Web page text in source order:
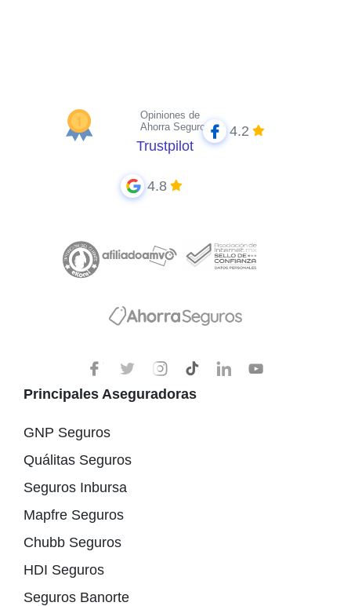
Opiniones de
Ahorra Seguros
Trustpilot
4.2
4.8
Principales Aseguradoras
GNP Seguros
Quálitas Seguros
Seguros Inbursa
Mapfre Seguros
Chubb Seguros
HDI Seguros
Seguros Banorte